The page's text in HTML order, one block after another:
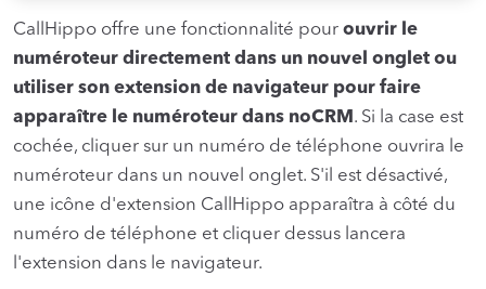
CallHippo offre une fonctionnalité pour ouvrir le
numéroteur directement dans un nouvel onglet ou
utiliser son extension de navigateur pour faire
apparaître le numéroteur dans noCRM . Si la case est
cochée, cliquer sur un numéro de téléphone ouvrira le
numéroteur dans un nouvel onglet. S'il est désactivé,
une icône d'extension CallHippo apparaîtra à côté du
numéro de téléphone et cliquer dessus lancera
l'extension dans le navigateur.